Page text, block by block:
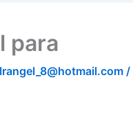
para
/